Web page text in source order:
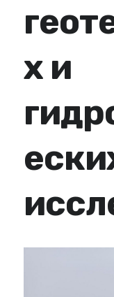
х и